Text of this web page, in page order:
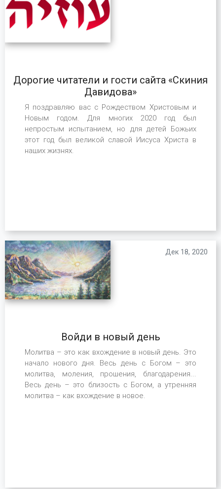
Дорогие читатели и гости сайта «Скиния
Давидова»
Я поздравляю вас с Рождеством Христовым и
Новым годом. Для многих 2020 год был
непростым испытанием, но для детей Божьих
этот год был великой славой Иисуса Христа в
наших жизнях.
Войди в новый день
Молитва – это как вхождение в новый день. Это
начало нового дня. Весь день с Богом – это
молитва, моления, прошения, благодарения...
Весь день – это близость с Богом, а утренняя
молитва – как вхождение в новое.
Дек 18, 2020